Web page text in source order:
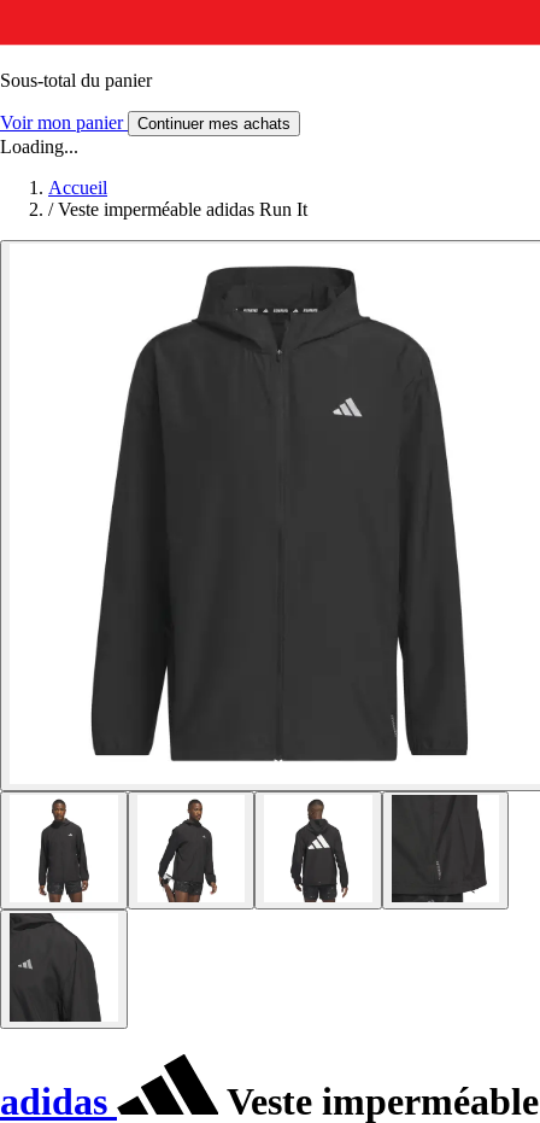
Sous-total du panier
Voir mon panier Continuer mes achats
Loading...
Accueil
/ Veste imperméable adidas Run It
adidas Veste imperméable